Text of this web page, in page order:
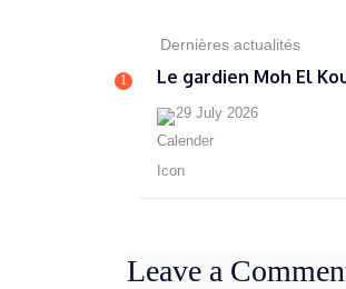
1
Dernières actualités
Le gardien Moh El
29 July 2026
Leave a